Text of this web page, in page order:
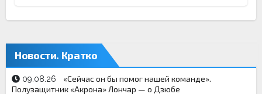
Новости. Кратко
09.08.26
«Сейчас он бы помог нашей команде».
Полузащитник «Акрона» Лончар — о Дзюбе